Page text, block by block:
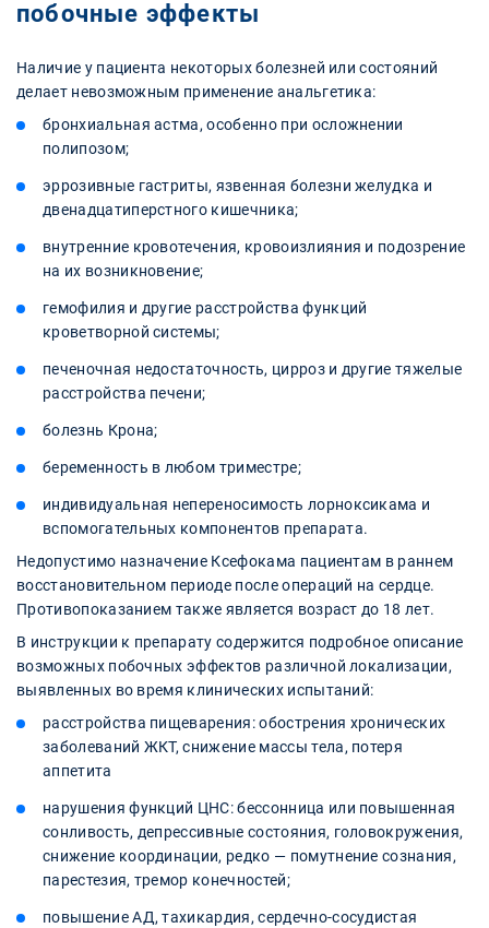
побочные эффекты
Наличие у пациента некоторых болезней или состояний
делает невозможным применение анальгетика:
бронхиальная астма, особенно при осложнении
полипозом;
эррозивные гастриты, язвенная болезни желудка и
двенадцатиперстного кишечника;
внутренние кровотечения, кровоизлияния и подозрение
на их возникновение;
гемофилия и другие расстройства функций
кроветворной системы;
печеночная недостаточность, цирроз и другие тяжелые
расстройства печени;
болезнь Крона;
беременность в любом триместре;
индивидуальная непереносимость лорноксикама и
вспомогательных компонентов препарата.
Недопустимо назначение Ксефокама пациентам в раннем
восстановительном периоде после операций на сердце.
Противопоказанием также является возраст до 18 лет.
В инструкции к препарату содержится подробное описание
возможных побочных эффектов различной локализации,
выявленных во время клинических испытаний:
расстройства пищеварения: обострения хронических
заболеваний ЖКТ, снижение массы тела, потеря
аппетита
нарушения функций ЦНС: бессонница или повышенная
сонливость, депрессивные состояния, головокружения,
снижение координации, редко — помутнение сознания,
парестезия, тремор конечностей;
повышение АД, тахикардия, сердечно-сосудистая